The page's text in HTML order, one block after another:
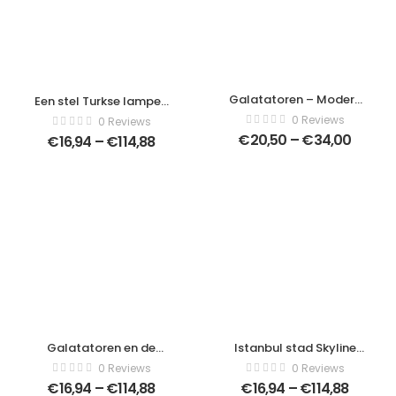
Een stel Turkse lampen
in een van de vele
cadeauwinkels in
Kemer. Antalya, Turkije.
0 Reviews
€16,94 –€114,88
Galatatoren – Modern
Art Canvas –
461764258
0 Reviews
€20,50 –€34,00
Galatatoren en de
oude stadsstraat van
Istanbul, Turkije –
0 Reviews
€16,94 –€114,88
Istanbul stad Skyline
vectorillustratie. –
Moderne kunst canvas
0 Reviews
€16,94 –€114,88